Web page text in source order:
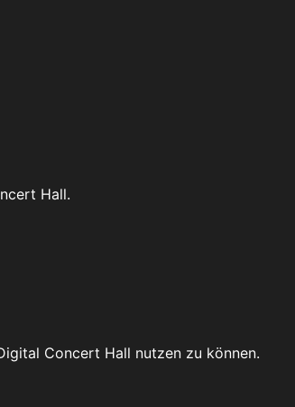
Hall.
Concert Hall nutzen zu können.